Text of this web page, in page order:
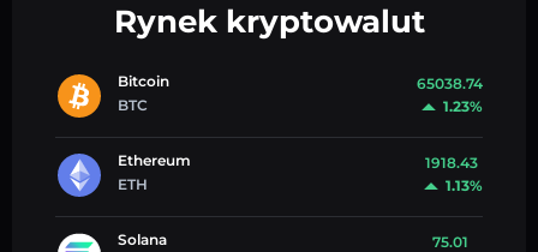
Rynek kryptowalut
Bitcoin
BTC
65038.74
1.23%
Ethereum
ETH
1918.43
1.13%
Solana
75.01